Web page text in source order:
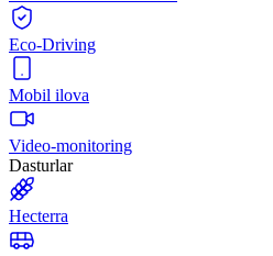
Eco-Driving
Mobil ilova
Video-monitoring
Dasturlar
Hecterra